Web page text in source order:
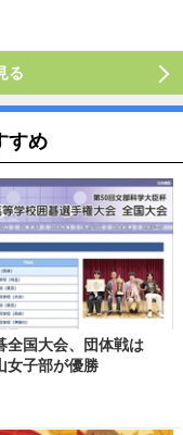
る
すめ
全国大会、団体戦は
女子部が優勝